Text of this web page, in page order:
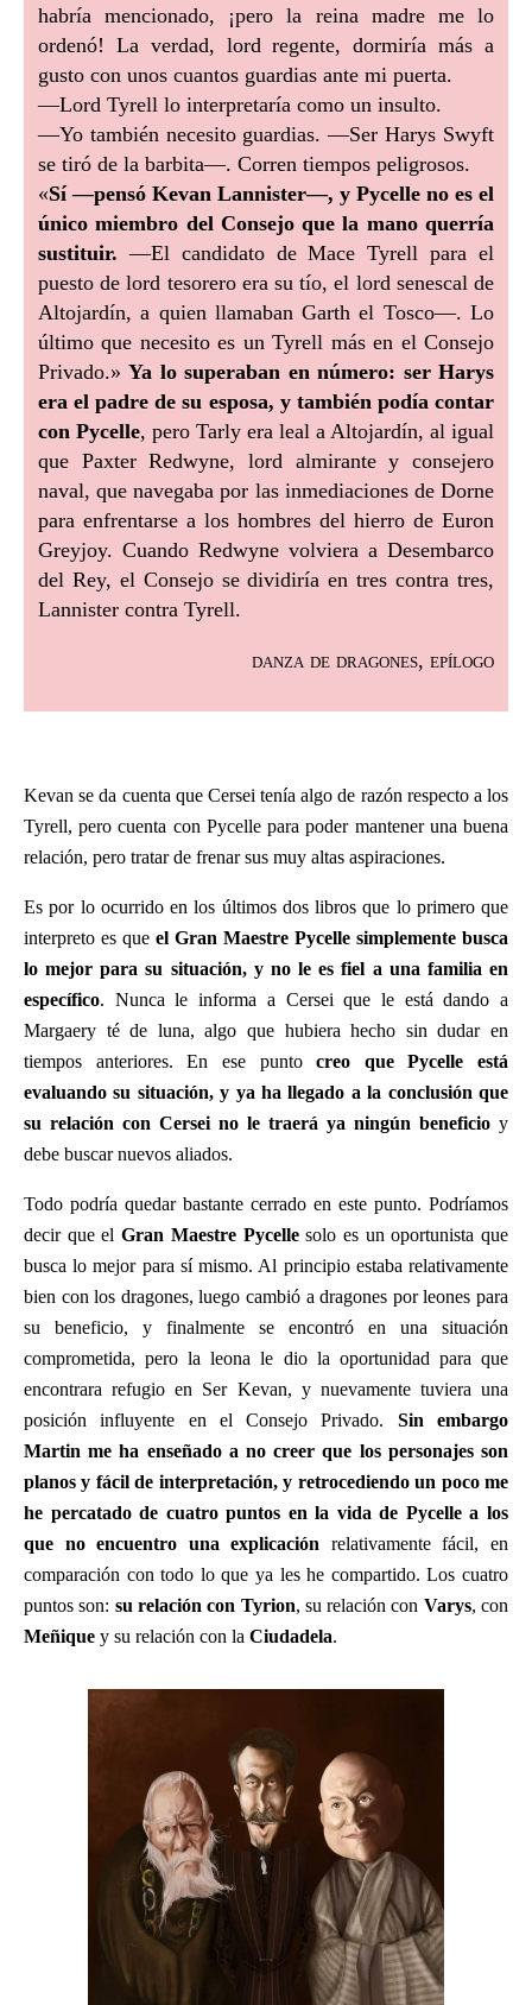
habría mencionado, ¡pero la reina madre me lo
ordenó! La verdad, lord regente, dormiría más a
gusto con unos cuantos guardias ante mi puerta.
—Lord Tyrell lo interpretaría como un insulto.
—Yo también necesito guardias. —Ser Harys Swyft
se tiró de la barbita—. Corren tiempos peligrosos.
«Sí —pensó Kevan Lannister—, y Pycelle no es el
único miembro del Consejo que la mano querría
sustituir.—El candidato de Mace Tyrell para el
puesto de lord tesorero era su tío, el lord senescal de
Altojardín, a quien llamaban Garth el Tosco—. Lo
último que necesito es un Tyrell más en el Consejo
Privado.»Ya lo superaban en número: ser Harys
era el padre de su esposa, y también podía contar
con Pycelle, pero Tarly era leal a Altojardín, al igual
que Paxter Redwyne, lord almirante y consejero
naval, que navegaba por las inmediaciones de Dorne
para enfrentarse a los hombres del hierro de Euron
Greyjoy. Cuando Redwyne volviera a Desembarco
del Rey, el Consejo se dividiría en tres contra tres,
Lannister contra Tyrell.
danza de dragones, epílogo
Kevan se da cuenta que Cersei tenía algo de razón respecto a los
Tyrell, pero cuenta con Pycelle para poder mantener una buena
relación, pero tratar de frenar sus muy altas aspiraciones.
Es por lo ocurrido en los últimos dos libros que lo primero que
interpreto es que el Gran Maestre Pycelle simplemente busca
lo mejor para su situación, y no le es fiel a una familia en
específico. Nunca le informa a Cersei que le está dando a
Margaery té de luna, algo que hubiera hecho sin dudar en
tiempos anteriores. En ese puntocreo que Pycelle está
evaluando su situación, y ya ha llegado a la conclusión que
su relación con Cersei no le traerá ya ningún beneficio y
debe buscar nuevos aliados.
Todo podría quedar bastante cerrado en este punto. Podríamos
decir que elGran Maestre Pycellesolo es un oportunista que
busca lo mejor para sí mismo. Al principio estaba relativamente
bien con los dragones, luego cambió a dragones por leones para
su beneficio, y finalmente se encontró en una situación
comprometida, pero la leona le dio la oportunidad para que
encontrara refugio en Ser Kevan, y nuevamente tuviera una
posición influyente en el Consejo Privado. Sin embargo
Martin me ha enseñado a no creer que los personajes son
planos y fácil de interpretación, y retrocediendo un poco me
he percatado de cuatro puntos en la vida de Pycelle a los
que no encuentro una explicación relativamente fácil, en
comparación con todo lo que ya les he compartido. Los cuatro
puntos son: su relación con Tyrion, su relación con Varys, con
Meñique y su relación con la Ciudadela.